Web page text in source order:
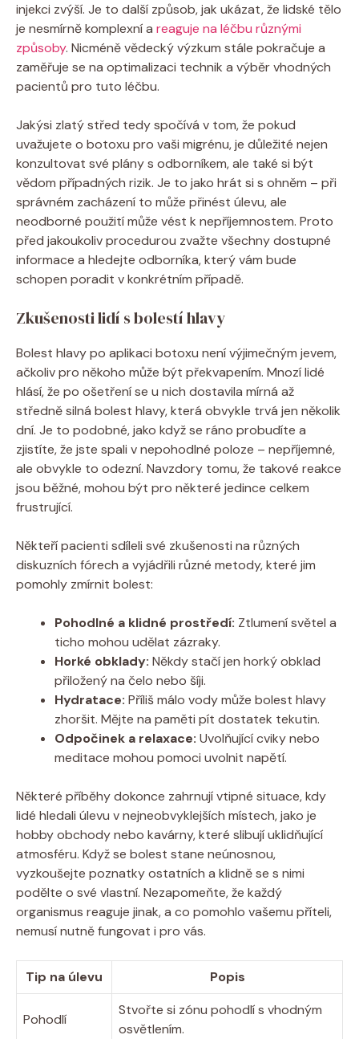
injekci zvýší. Je to další způsob, jak ukázat, že lidské tělo
je nesmírně komplexní a reaguje na léčbu různými
způsoby. Nicméně vědecký výzkum stále pokračuje a
zaměřuje se na optimalizaci technik a výběr vhodných
pacientů pro tuto léčbu.
Jakýsi zlatý střed tedy spočívá v tom, že pokud
uvažujete o botoxu pro vaši migrénu, je důležité nejen
konzultovat své plány s odborníkem, ale také si být
vědom případných rizik. Je to jako hrát si s ohněm – při
správném zacházení to může přinést úlevu, ale
neodborné použití může vést k nepříjemnostem. Proto
před jakoukoliv procedurou zvažte všechny dostupné
informace a hledejte odborníka, který vám bude
schopen poradit v konkrétním případě.
Zkušenosti lidí s bolestí hlavy
Bolest hlavy po aplikaci botoxu není výjimečným jevem,
ačkoliv pro někoho může být překvapením. Mnozí lidé
hlásí, že po ošetření se u nich dostavila mírná až
středně silná bolest hlavy, která obvykle trvá jen několik
dní. Je to podobné, jako když se ráno probudíte a
zjistíte, že jste spali v nepohodlné poloze – nepříjemné,
ale obvykle to odezní. Navzdory tomu, že takové reakce
jsou běžné, mohou být pro některé jedince celkem
frustrující.
Někteří pacienti sdíleli své zkušenosti na různých
diskuzních fórech a vyjádřili různé metody, které jim
pomohly zmírnit bolest:
Pohodlné a klidné prostředí: Ztlumení světel a
ticho mohou udělat zázraky.
Horké obklady: Někdy stačí jen horký obklad
přiložený na čelo nebo šíji.
Hydratace: Příliš málo vody může bolest hlavy
zhoršit. Mějte na paměti pít dostatek tekutin.
Odpočinek a relaxace: Uvolňující cviky nebo
meditace mohou pomoci uvolnit napětí.
Některé příběhy dokonce zahrnují vtipné situace, kdy
lidé hledali úlevu v nejneobvyklejších místech, jako je
hobby obchody nebo kavárny, které slibují uklidňující
atmosféru. Když se bolest stane neúnosnou,
vyzkoušejte poznatky ostatních a klidně se s nimi
podělte o své vlastní. Nezapomeňte, že každý
organismus reaguje jinak, a co pomohlo vašemu příteli,
nemusí nutně fungovat i pro vás.
Tip na úlevu Popis
Pohodlí
Stvořte si zónu pohodlí s vhodným
osvětlením.